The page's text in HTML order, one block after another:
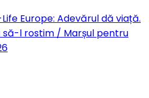
Europe: Adevărul dă viață.
să-l rostim / Marșul pentru